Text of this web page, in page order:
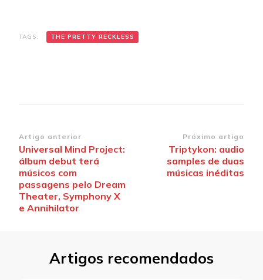
TAGS: THE PRETTY RECKLESS
Navegação
de
post
Artigo anterior
Universal Mind Project:
álbum debut terá
músicos com
passagens pelo Dream
Theater, Symphony X
e Annihilator
Próximo artigo
Triptykon: audio
samples de duas
músicas inéditas
Artigos recomendados